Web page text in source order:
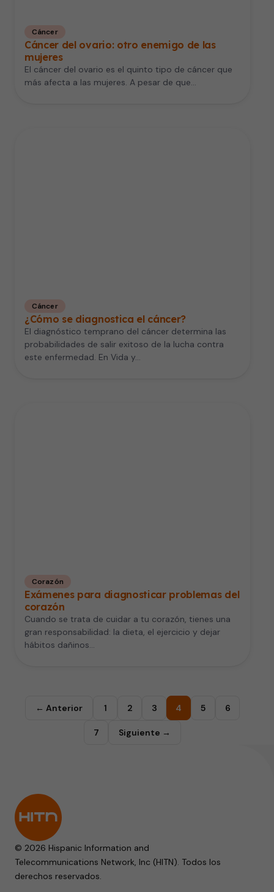
Cáncer
Cáncer del ovario: otro enemigo de las
mujeres
El cáncer del ovario es el quinto tipo de cáncer que
más afecta a las mujeres. A pesar de que…
Cáncer
¿Cómo se diagnostica el cáncer?
El diagnóstico temprano del cáncer determina las
probabilidades de salir exitoso de la lucha contra
este enfermedad. En Vida y…
Corazón
Exámenes para diagnosticar problemas del
corazón
Cuando se trata de cuidar a tu corazón, tienes una
gran responsabilidad: la dieta, el ejercicio y dejar
hábitos dañinos…
← Anterior 1 2 3 4 5 6
7 Siguiente →
© 2026 Hispanic Information and
Telecommunications Network, Inc (HITN). Todos los
derechos reservados.